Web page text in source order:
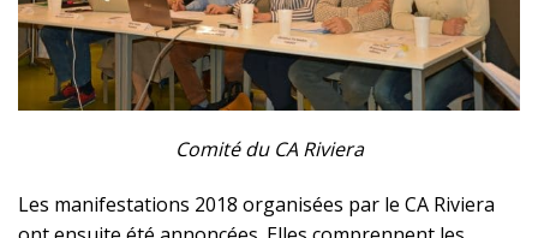
Comité du CA Riviera
Les manifestations 2018 organisées par le CA Riviera